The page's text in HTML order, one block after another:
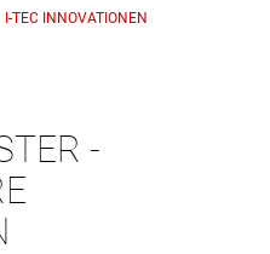
I-TEC INNOVATIONEN
-